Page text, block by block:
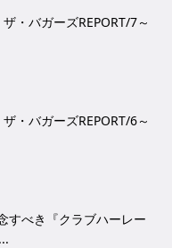
・バガーズREPORT/7～
・バガーズREPORT/6～
べき『クラブハーレー